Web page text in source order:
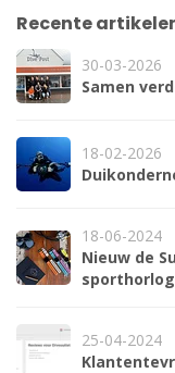
Recente
30-03-2026
Samen
18-02-2026
18-06-2024
Nieuw de
25-04-2024